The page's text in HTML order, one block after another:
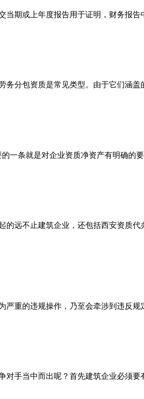
期或上年度报告用于证明，财务报告
分包资质是常见类型。由于它们涵
一条就是对企业资质净资产有明确的
远不止建筑企业，还包括西安资质
重的违规操作，乃至会牵涉到违反
手当中而出呢？首先建筑企业必须要